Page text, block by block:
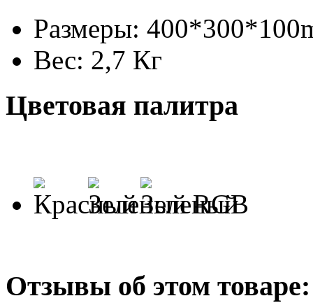
Размеры:
Вес: 2,7 Кг
Цветовая палитра
RGB
Отзывы об этом товаре: